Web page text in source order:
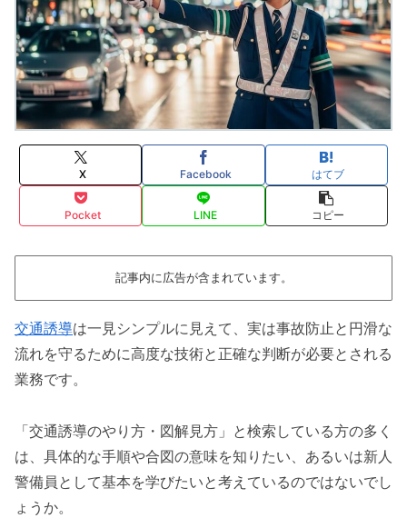
X Facebook はてブ
Pocket LINE コピー
記事内に広告が含まれています。
交通誘導は一見シンプルに見えて、実は事故防止と円滑な
流れを守るために高度な技術と正確な判断が必要とされる
業務です。
「交通誘導のやり方・図解見方」と検索している方の多く
は、具体的な手順や合図の意味を知りたい、あるいは新人
警備員として基本を学びたいと考えているのではないでし
ょうか。